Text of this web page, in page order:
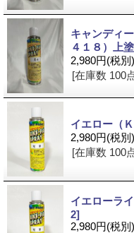
キャンディ
４１８）上
2,980円(税別)
[在庫数 100
イエロー（
2,980円(税別)
[在庫数 100
イエローラ
2]
2,980円(税別)